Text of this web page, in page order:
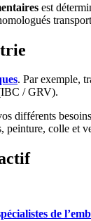
est
. Par exemple,
/ GRV).
différents
peinture, colle et
de